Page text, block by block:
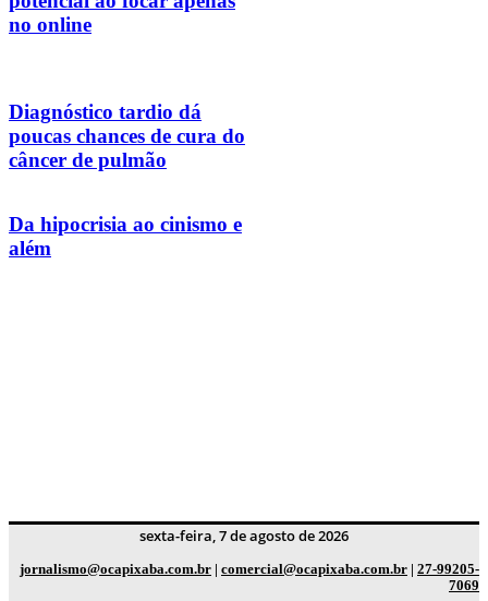
no online
Diagnóstico tardio dá
poucas chances de cura do
câncer de pulmão
Da hipocrisia ao cinismo e
além
sexta-feira, 7 de agosto de 2026
jornalismo@ocapixaba.com.br | comercial@ocapixaba.com.br | 27-99205-
7069